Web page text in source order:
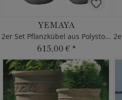
YEMAYA
2er Set Pflanzkübel aus Polystone
615,00 € *